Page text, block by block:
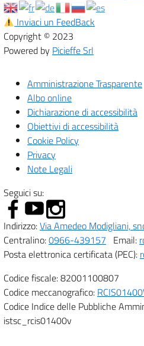
Inviaci un FeedBack
Copyright © 2023
Powered by Picieffe Srl
Amministrazione Trasparente
Albo online
Dichiarazione di accessibilità
Obiettivi di accessibilità
Cookie Policy
Privacy
Note Legali
Seguici su:
Indirizzo:Via Amedeo Modigliani,
Centralino:0966-439157 Email:
Posta elettronica certificata (PEC):
Codice fiscale: 82001100807
Codice meccanografico:
Codice Indice delle Pubbliche
istsc_rcis01400v